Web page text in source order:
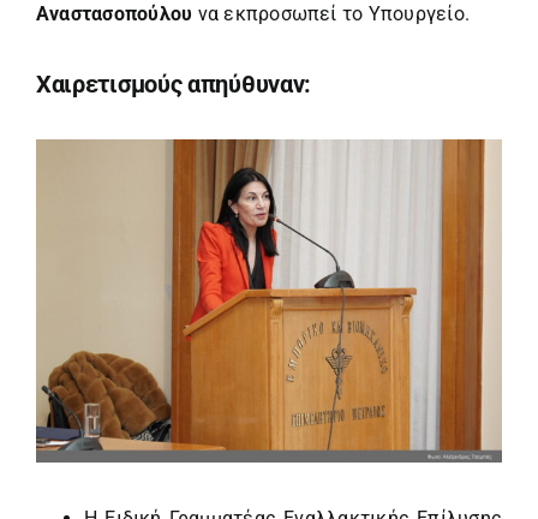
Αναστασοπούλου να εκπροσωπεί το Υπουργείο.
Χαιρετισμούς απηύθυναν: